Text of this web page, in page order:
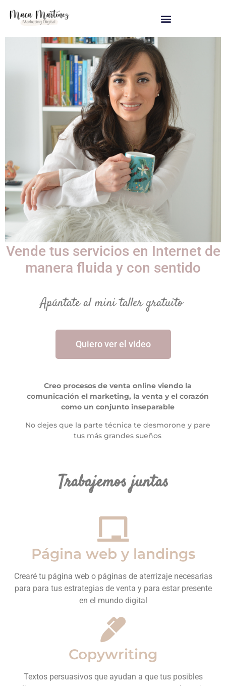
Vende tus servicios en Internet de
manera fluida y con sentido
Apúntate al mini taller gratuito
Quiero ver el video
Creo procesos de venta online viendo la
comunicación el marketing, la venta y el corazón
como un conjunto inseparable
No dejes que la parte técnica te desmorone y pare
tus más grandes sueños
Trabajemos juntas
Página web y landings
Crearé tu página web o páginas de aterrizaje necesarias
para para tus estrategias de venta y para estar presente
en el mundo digital
Copywriting
Textos persuasivos que ayudan a que tus posibles